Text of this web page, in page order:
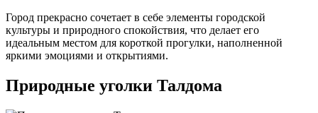
Город прекрасно сочетает в себе элементы городской
культуры и природного спокойствия, что делает его
идеальным местом для короткой прогулки, наполненной
яркими эмоциями и открытиями.
Природные уголки Талдома